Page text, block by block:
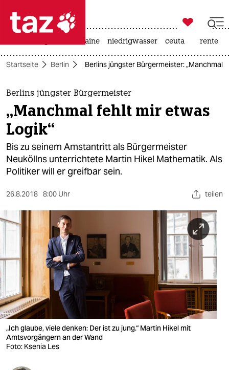
 taz zahl ich
taz zahl ich
themen
politik
öko
gesellschaft
sport
berlin
nord
wahrheit
verlag
verlag
veranstaltungen

taz zahl ich
krieg in der ukraine niedrigwasser ceuta rente
Startseite Berlin Berlins jüngster Bürgermeister: „Manchmal
Berlins jüngster Bürgermeister
„Manchmal fehlt mir etwas
Logik“
Bis zu seinem Amstantritt als Bürgermeister
Neuköllns unterrichtete Martin Hikel Mathematik. Als
Politiker will er greifbar sein.
26.8.2018 8:00 Uhr teilen
„Ich glaube, viele denken: Der ist zu jung.“ Martin Hikel mit
Amtsvorgängern an der Wand
Foto: Ksenia Les